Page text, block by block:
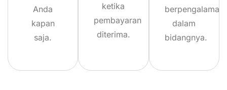
Anda
kapan
saja.
ketika
pembayaran
diterima.
berpengalaman
dalam
bidangnya.